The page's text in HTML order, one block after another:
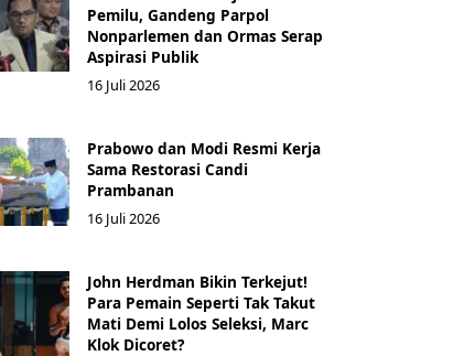
Pemilu, Gandeng Parpol
Nonparlemen dan Ormas Serap
Aspirasi Publik
16 Juli 2026
Prabowo dan Modi Resmi Kerja
Sama Restorasi Candi
Prambanan
16 Juli 2026
John Herdman Bikin Terkejut!
Para Pemain Seperti Tak Takut
Mati Demi Lolos Seleksi, Marc
Klok Dicoret?